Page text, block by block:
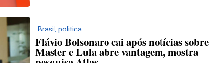
Brasil , politica
Flávio Bolsonaro cai após notícias sobre
Master e Lula abre vantagem, mostra